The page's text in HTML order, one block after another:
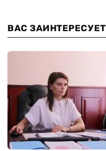
ВАС ЗАИНТЕРЕСУЕТ